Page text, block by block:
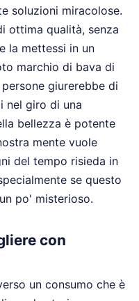
soluzioni miracolose.
ottima qualità, senza
la mettessi in un
marchio di bava di
giurerebbe di
nel giro di una
bellezza è potente
mente vuole
del tempo risieda in
se questo
po' misterioso.
con
un consumo che è